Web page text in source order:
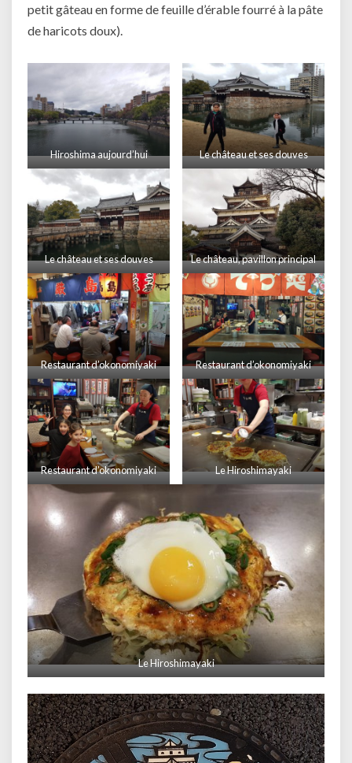
petit gâteau en forme de feuille d’érable fourré à la pâte
de haricots doux).
Hiroshima aujourd’hui Le château et ses douves
Le château et ses douves Le château, pavillon principal
Restaurant d’okonomiyaki Restaurant d’okonomiyaki
Restaurant d’okonomiyaki Le Hiroshimayaki
Le Hiroshimayaki